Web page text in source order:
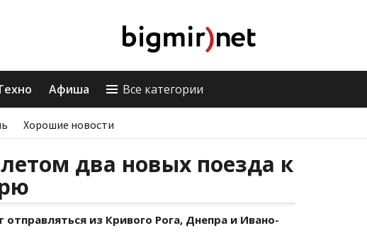
Афиша Все категории
Хорошие новости
два новых поезда к
из Кривого Рога, Днепра и Ивано-